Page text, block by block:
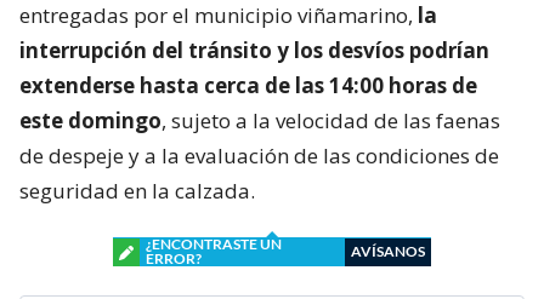
entregadas por el municipio viñamarino, la
interrupción del tránsito y los desvíos podrían
extenderse hasta cerca de las 14:00 horas de
este domingo, sujeto a la velocidad de las faenas
de despeje y a la evaluación de las condiciones de
seguridad en la calzada.
¿ENCONTRASTE UN
ERROR?
AVÍSANOS